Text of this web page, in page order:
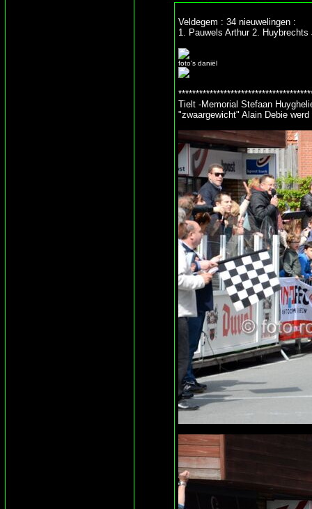
Veldegem : 34 nieuwelingen :
1. Pauwels Arthur 2.
foto's daniël
Tielt -Memorial Stefaan
"zwaargewicht" Alain Debie